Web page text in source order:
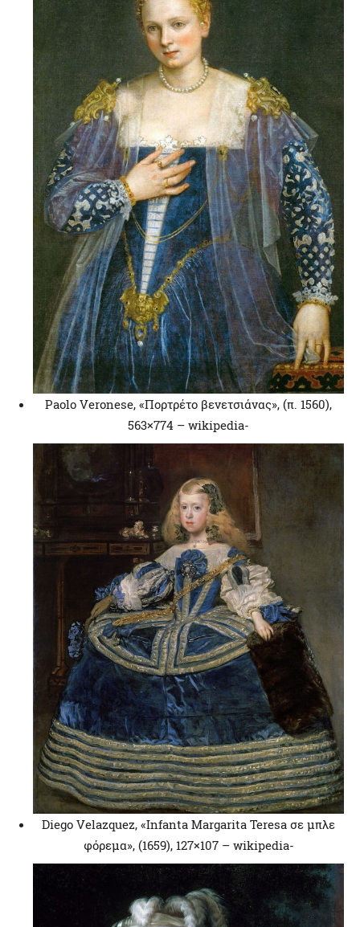
Paolo Veronese, «Πορτρέτο βενετσιάνας», (π. 1560),
563×774 – wikipedia-
Diego Velazquez, «Infanta Margarita Teresa σε μπλε
φόρεμα», (1659), 127×107 – wikipedia-